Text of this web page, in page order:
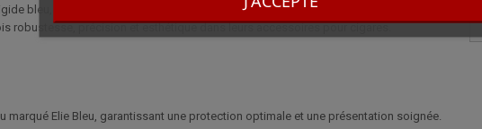
bleu, il bénéficie d'une protection optimale et d'une présentation soignée. Un choix
robustesse, précision et esthétique dans leurs accessoires pour cigares.
marqué Elie Bleu, garantissant une protection optimale et une présentation soignée.